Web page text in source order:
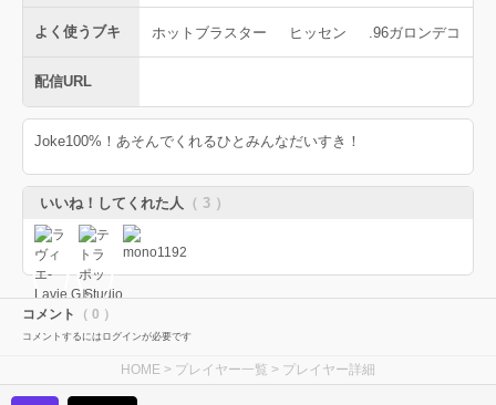
よく使うブキ ホットブラスター ヒッセン .96ガロンデコ
配信URL
Joke100%！あそんでくれるひとみんなだいすき！
いいね！してくれた人 （ 3 ）
コメント （ 0 ）
コメントするにはログインが必要です
HOME > プレイヤー一覧 > プレイヤー詳細